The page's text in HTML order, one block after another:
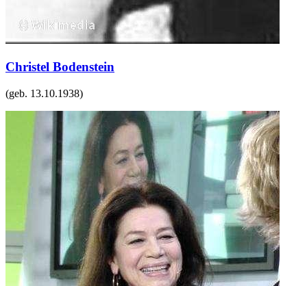
Christel Bodenstein
(geb. 13.10.1938)